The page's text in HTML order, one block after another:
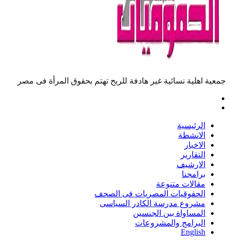
اهلية نسائية غير هادفة للربح تهتم بحقوق المرأة فى مصر
الرئيسية
الانشطة
الاخبار
التقارير
الارشيف
برامجنا
مقالات متنوعة
الحقوقيات المصريات فى الصحف
مشروع مدرسة الكادر السياسى
المساواة بين الجنسين
البرامج والمشروعات
English